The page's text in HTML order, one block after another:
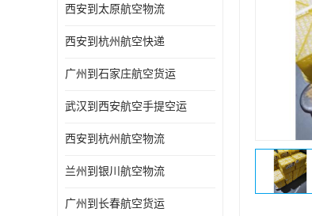
西安到太原航空物流
西安到杭州航空快递
广州到石家庄航空货运
武汉到西安航空手提空运
西安到杭州航空物流
兰州到银川航空物流
广州到长春航空货运